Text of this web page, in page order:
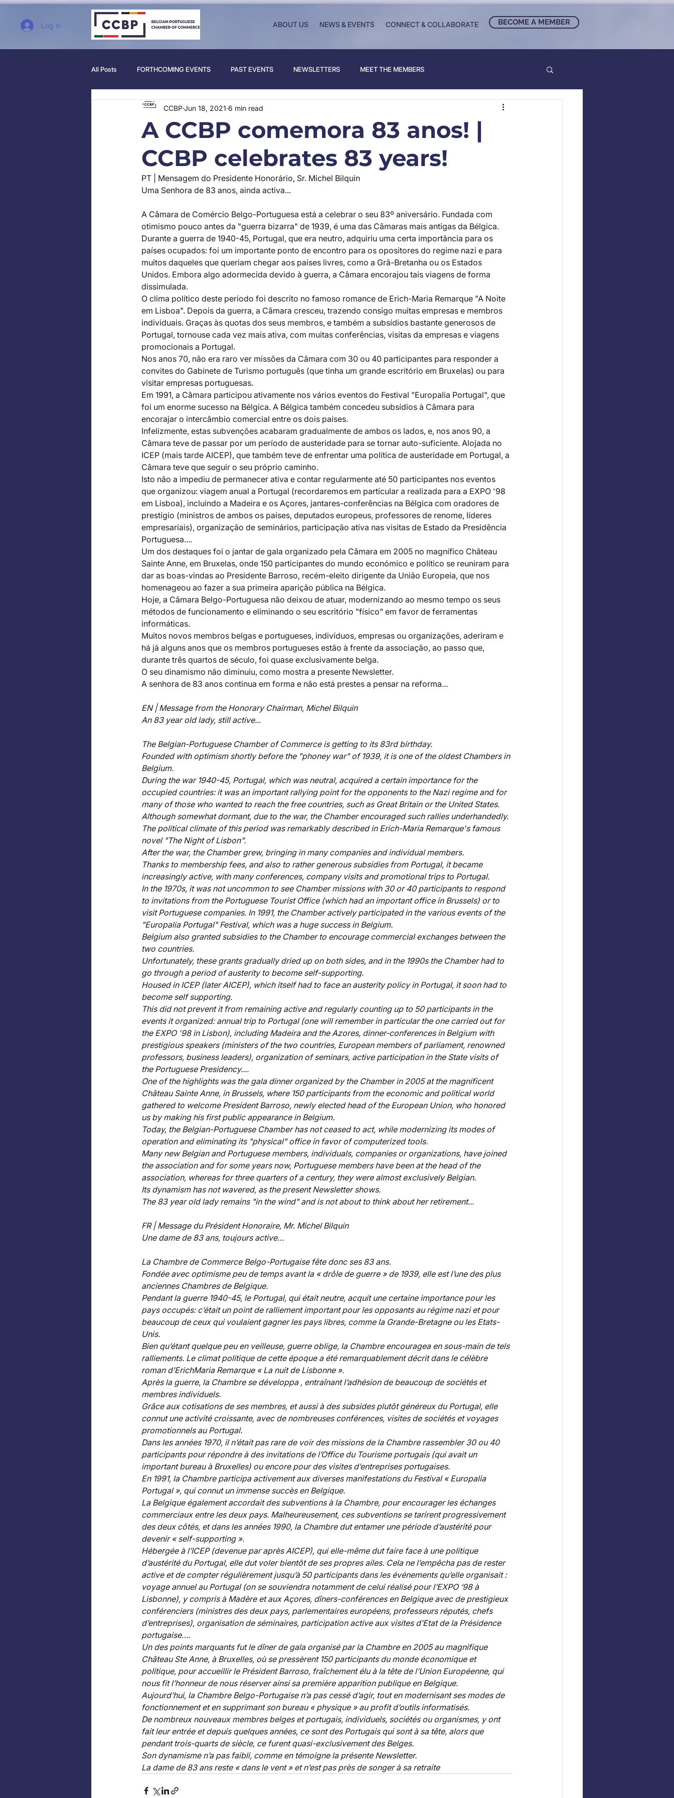
Log In ABOUT US NEWS & EVENTS CONNECT & COLLABORATE BECOME A MEMBER
All Posts FORTHCOMING EVENTS PAST EVENTS NEWSLETTERS MEET THE MEMBERS
A CCBP comemora 83 anos! |
CCBP celebrates 83 years!
CCBPJun 18, 2021 6 min read
PT | Mensagem do Presidente Honorário, Sr. Michel Bilquin
Uma Senhora de 83 anos, ainda activa...
A Câmara de Comércio Belgo-Portuguesa está a celebrar o seu 83º aniversário. Fundada com
otimismo pouco antes da "guerra bizarra" de 1939, é uma das Câmaras mais antigas da Bélgica.
Durante a guerra de 1940-45, Portugal, que era neutro, adquiriu uma certa importância para os
países ocupados: foi um importante ponto de encontro para os opositores do regime nazi e para
muitos daqueles que queriam chegar aos países livres, como a Grã-Bretanha ou os Estados
Unidos. Embora algo adormecida devido à guerra, a Câmara encorajou tais viagens de forma
dissimulada.
O clima político deste período foi descrito no famoso romance de Erich-Maria Remarque "A Noite
em Lisboa". Depois da guerra, a Câmara cresceu, trazendo consigo muitas empresas e membros
individuais. Graças às quotas dos seus membros, e também a subsídios bastante generosos de
Portugal, tornouse cada vez mais ativa, com muitas conferências, visitas da empresas e viagens
promocionais a Portugal.
Nos anos 70, não era raro ver missões da Câmara com 30 ou 40 participantes para responder a
convites do Gabinete de Turismo português (que tinha um grande escritório em Bruxelas) ou para
visitar empresas portuguesas.
Em 1991, a Câmara participou ativamente nos vários eventos do Festival "Europalia Portugal", que
foi um enorme sucesso na Bélgica. A Bélgica também concedeu subsídios à Câmara para
encorajar o intercâmbio comercial entre os dois países.
Infelizmente, estas subvenções acabaram gradualmente de ambos os lados, e, nos anos 90, a
Câmara teve de passar por um período de austeridade para se tornar auto-suficiente. Alojada no
ICEP (mais tarde AICEP), que também teve de enfrentar uma política de austeridade em Portugal, a
Câmara teve que seguir o seu próprio caminho.
Isto não a impediu de permanecer ativa e contar regularmente até 50 participantes nos eventos
que organizou: viagem anual a Portugal (recordaremos em particular a realizada para a EXPO '98
em Lisboa), incluindo a Madeira e os Açores, jantares-conferências na Bélgica com oradores de
prestígio (ministros de ambos os países, deputados europeus, professores de renome, líderes
empresariais), organização de seminários, participação ativa nas visitas de Estado da Presidência
Portuguesa....
Um dos destaques foi o jantar de gala organizado pela Câmara em 2005 no magnífico Château
Sainte Anne, em Bruxelas, onde 150 participantes do mundo económico e político se reuniram para
dar as boas-vindas ao Presidente Barroso, recém-eleito dirigente da União Europeia, que nos
homenageou ao fazer a sua primeira aparição pública na Bélgica.
Hoje, a Câmara Belgo-Portuguesa não deixou de atuar, modernizando ao mesmo tempo os seus
métodos de funcionamento e eliminando o seu escritório "físico" em favor de ferramentas
informáticas.
Muitos novos membros belgas e portugueses, indivíduos, empresas ou organizações, aderiram e
há já alguns anos que os membros portugueses estão à frente da associação, ao passo que,
durante três quartos de século, foi quase exclusivamente belga.
O seu dinamismo não diminuiu, como mostra a presente Newsletter.
A senhora de 83 anos continua em forma e não está prestes a pensar na reforma...
EN | Message from the Honorary Chairman, Michel Bilquin
An 83 year old lady, still active...
The Belgian-Portuguese Chamber of Commerce is getting to its 83rd birthday.
Founded with optimism shortly before the "phoney war" of 1939, it is one of the oldest Chambers in
Belgium.
During the war 1940-45, Portugal, which was neutral, acquired a certain importance for the
occupied countries: it was an important rallying point for the opponents to the Nazi regime and for
many of those who wanted to reach the free countries, such as Great Britain or the United States.
Although somewhat dormant, due to the war, the Chamber encouraged such rallies underhandedly.
The political climate of this period was remarkably described in Erich-Maria Remarque's famous
novel "The Night of Lisbon".
After the war, the Chamber grew, bringing in many companies and individual members.
Thanks to membership fees, and also to rather generous subsidies from Portugal, it became
increasingly active, with many conferences, company visits and promotional trips to Portugal.
In the 1970s, it was not uncommon to see Chamber missions with 30 or 40 participants to respond
to invitations from the Portuguese Tourist Office (which had an important office in Brussels) or to
visit Portuguese companies. In 1991, the Chamber actively participated in the various events of the
"Europalia Portugal" Festival, which was a huge success in Belgium.
Belgium also granted subsidies to the Chamber to encourage commercial exchanges between the
two countries.
Unfortunately, these grants gradually dried up on both sides, and in the 1990s the Chamber had to
go through a period of austerity to become self-supporting.
Housed in ICEP (later AICEP), which itself had to face an austerity policy in Portugal, it soon had to
become self supporting.
This did not prevent it from remaining active and regularly counting up to 50 participants in the
events it organized: annual trip to Portugal (one will remember in particular the one carried out for
the EXPO '98 in Lisbon), including Madeira and the Azores, dinner-conferences in Belgium with
prestigious speakers (ministers of the two countries, European members of parliament, renowned
professors, business leaders), organization of seminars, active participation in the State visits of
the Portuguese Presidency....
One of the highlights was the gala dinner organized by the Chamber in 2005 at the magnificent
Château Sainte Anne, in Brussels, where 150 participants from the economic and political world
gathered to welcome President Barroso, newly elected head of the European Union, who honored
us by making his first public appearance in Belgium.
Today, the Belgian-Portuguese Chamber has not ceased to act, while modernizing its modes of
operation and eliminating its "physical" office in favor of computerized tools.
Many new Belgian and Portuguese members, individuals, companies or organizations, have joined
the association and for some years now, Portuguese members have been at the head of the
association, whereas for three quarters of a century, they were almost exclusively Belgian.
Its dynamism has not wavered, as the present Newsletter shows.
The 83 year old lady remains "in the wind" and is not about to think about her retirement...
FR | Message du Président Honoraire, Mr. Michel Bilquin
Une dame de 83 ans, toujours active…
La Chambre de Commerce Belgo-Portugaise fête donc ses 83 ans.
Fondée avec optimisme peu de temps avant la « drôle de guerre » de 1939, elle est l’une des plus
anciennes Chambres de Belgique.
Pendant la guerre 1940-45, le Portugal, qui était neutre, acquit une certaine importance pour les
pays occupés: c’était un point de ralliement important pour les opposants au régime nazi et pour
beaucoup de ceux qui voulaient gagner les pays libres, comme la Grande-Bretagne ou les Etats-
Unis.
Bien qu’étant quelque peu en veilleuse, guerre oblige, la Chambre encouragea en sous-main de tels
ralliements. Le climat politique de cette époque a été remarquablement décrit dans le célèbre
roman d’ErichMaria Remarque « La nuit de Lisbonne ».
Après la guerre, la Chambre se développa , entraînant l’adhésion de beaucoup de sociétés et
membres individuels.
Grâce aux cotisations de ses membres, et aussi à des subsides plutôt généreux du Portugal, elle
connut une activité croissante, avec de nombreuses conférences, visites de sociétés et voyages
promotionnels au Portugal.
Dans les années 1970, il n’était pas rare de voir des missions de la Chambre rassembler 30 ou 40
participants pour répondre à des invitations de l’Office du Tourisme portugais (qui avait un
important bureau à Bruxelles) ou encore pour des visites d’entreprises portugaises.
En 1991, la Chambre participa activement aux diverses manifestations du Festival « Europalia
Portugal », qui connut un immense succès en Belgique.
La Belgique également accordait des subventions à la Chambre, pour encourager les échanges
commerciaux entre les deux pays. Malheureusement, ces subventions se tarirent progressivement
des deux côtés, et dans les années 1990, la Chambre dut entamer une période d’austérité pour
devenir « self-supporting ».
Hébergée à l’ICEP (devenue par après AICEP), qui elle-même dut faire face à une politique
d’austérité du Portugal, elle dut voler bientôt de ses propres ailes. Cela ne l’empêcha pas de rester
active et de compter régulièrement jusqu’à 50 participants dans les événements qu’elle organisait :
voyage annuel au Portugal (on se souviendra notamment de celui réalisé pour l’EXPO ‘98 à
Lisbonne), y compris à Madère et aux Açores, dîners-conférences en Belgique avec de prestigieux
conférenciers (ministres des deux pays, parlementaires européens, professeurs réputés, chefs
d’entreprises), organisation de séminaires, participation active aux visites d’Etat de la Présidence
portugaise….
Un des points marquants fut le dîner de gala organisé par la Chambre en 2005 au magnifique
Château Ste Anne, à Bruxelles, où se pressèrent 150 participants du monde économique et
politique, pour accueillir le Président Barroso, fraîchement élu à la tête de l’Union Européenne, qui
nous fit l’honneur de nous réserver ainsi sa première apparition publique en Belgique.
Aujourd’hui, la Chambre Belgo-Portugaise n’a pas cessé d’agir, tout en modernisant ses modes de
fonctionnement et en supprimant son bureau « physique » au profit d’outils informatisés.
De nombreux nouveaux membres belges et portugais, individuels, sociétés ou organismes, y ont
fait leur entrée et depuis quelques années, ce sont des Portugais qui sont à sa tête, alors que
pendant trois-quarts de siècle, ce furent quasi-exclusivement des Belges.
Son dynamisme n’a pas faibli, comme en témoigne la présente Newsletter.
La dame de 83 ans reste « dans le vent » et n’est pas près de songer à sa retraite